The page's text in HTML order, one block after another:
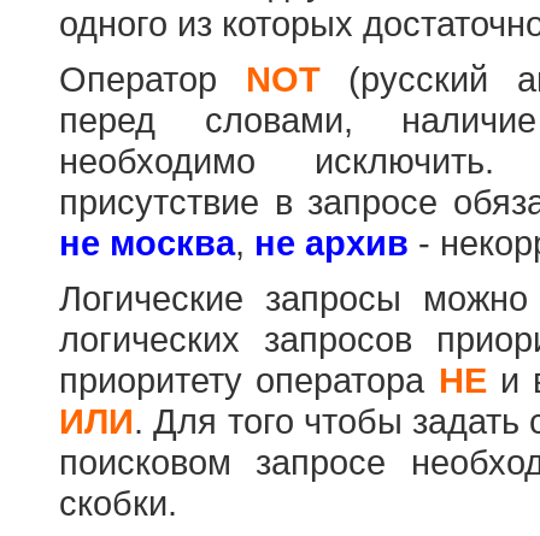
одного из которых
Оператор NOT(русский
перед словами,
необходимо
присутствие в запросе
не москва, не архив -
Логические запросы
логических запросов
приоритету оператора НЕи
ИЛИ. Для того чтобы задать
поисковом запросе
скобки.